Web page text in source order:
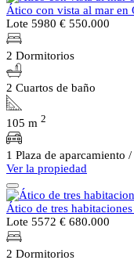
Ático con vista al mar en
Lote 5980 € 550.000
2 Dormitorios
2 Cuartos de baño
105 m 2
1 Plaza de aparcamiento /
Ver la propiedad
Ático de tres
Lote 5572 € 680.000
2 Dormitorios